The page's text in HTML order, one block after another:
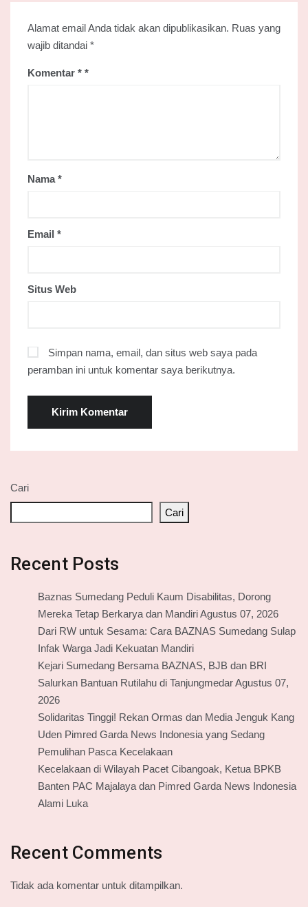
Alamat email Anda tidak akan dipublikasikan. Ruas yang
wajib ditandai *
Komentar *
Nama*
Email *
Situs Web
Simpan nama, email, dan situs web saya pada
peramban ini untuk komentar saya berikutnya.
Cari
Cari
Recent Posts
Baznas Sumedang Peduli Kaum Disabilitas, Dorong
Mereka Tetap Berkarya dan Mandiri Agustus 07, 2026
Dari RW untuk Sesama: Cara BAZNAS Sumedang Sulap
Infak Warga Jadi Kekuatan Mandiri
Kejari Sumedang Bersama BAZNAS, BJB dan BRI
Salurkan Bantuan Rutilahu di Tanjungmedar Agustus 07,
2026
Solidaritas Tinggi! Rekan Ormas dan Media Jenguk Kang
Uden Pimred Garda News Indonesia yang Sedang
Pemulihan Pasca Kecelakaan
Kecelakaan di Wilayah Pacet Cibangoak, Ketua BPKB
Banten PAC Majalaya dan Pimred Garda News Indonesia
Alami Luka
Recent Comments
Tidak ada komentar untuk ditampilkan.